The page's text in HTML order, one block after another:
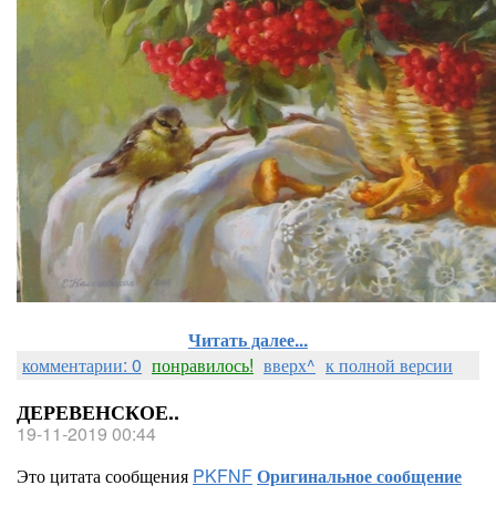
Читать далее...
комментарии: 0 понравилось! вверх^ к полной версии
ДЕРЕВЕНСКОЕ..
19-11-2019 00:44
Это цитата сообщения PKFNFОригинальное сообщение